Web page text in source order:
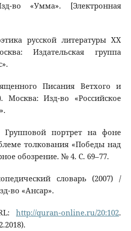
во «Умма». [Электронная
русской литературы ХХ
Издательская группа
Писания Ветхого и
Москва: Изд-во «Российское
Групповой портрет на фоне
толкования «Победы над
обозрение. № 4. С. 69–77.
словарь (2007) /
во «Ансар».
http://quran-online.ru/20:102.